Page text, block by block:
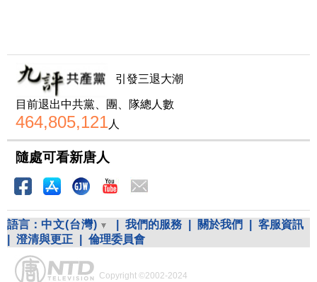
引發三退大潮
目前退出中共黨、團、隊總人數
464,805,121人
隨處可看新唐人
語言： 中文(台灣) 我們的服務 關於我們
客服資訊
澄清與更正 倫理委員會
Copyright ©2002-2024